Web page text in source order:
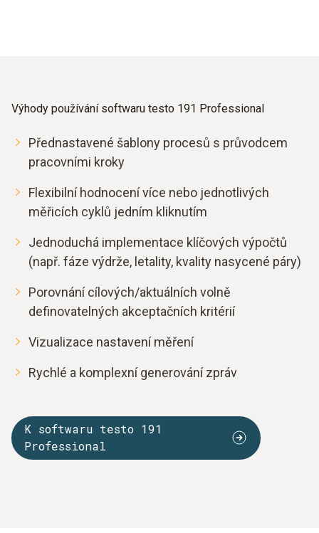
Výhody používání softwaru testo 191 Professional
Přednastavené šablony procesů s průvodcem
pracovními kroky
Flexibilní hodnocení více nebo jednotlivých
měřicích cyklů jedním kliknutím
Jednoduchá implementace klíčových výpočtů
(např. fáze výdrže, letality, kvality nasycené páry)
Porovnání cílových/aktuálních volně
definovatelných akceptačních kritérií
Vizualizace nastavení měření
Rychlé a komplexní generování zpráv
K softwaru testo 191
Professional